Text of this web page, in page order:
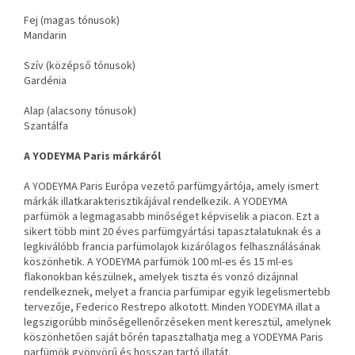
Fej (magas tónusok)
Mandarin
Szív (középső tónusok)
Gardénia
Alap (alacsony tónusok)
Szantálfa
A YODEYMA Paris márkáról
A YODEYMA Paris Európa vezető parfümgyártója, amely ismert
márkák illatkarakterisztikájával rendelkezik. A YODEYMA
parfümök a legmagasabb minőséget képviselik a piacon. Ezt a
sikert több mint 20 éves parfümgyártási tapasztalatuknak és a
legkiválóbb francia parfümolajok kizárólagos felhasználásának
köszönhetik. A YODEYMA parfümök 100 ml-es és 15 ml-es
flakonokban készülnek, amelyek tiszta és vonzó dizájnnal
rendelkeznek, melyet a francia parfümipar egyik legelismertebb
tervezője, Federico Restrepo alkotott. Minden YODEYMA illat a
legszigorúbb minőségellenőrzéseken ment keresztül, amelynek
köszönhetően saját bőrén tapasztalhatja meg a YODEYMA Paris